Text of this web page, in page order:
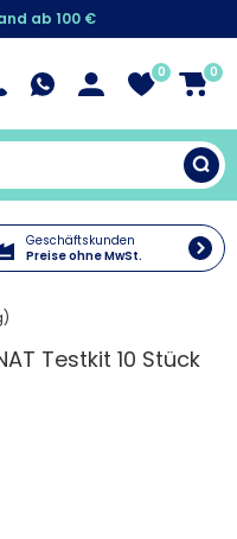
ab 100 €
0 0
Geschäftskunden
Preise ohne MwSt.
Testkit 10 Stück